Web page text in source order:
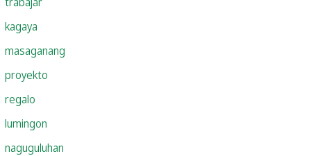
kagaya
masaganang
proyekto
regalo
lumingon
naguguluhan